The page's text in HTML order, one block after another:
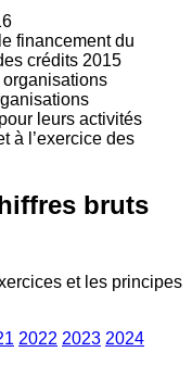
financement du
crédits 2015
leurs activités
à l’exercice des
bruts
et les principes
2022 2023 2024